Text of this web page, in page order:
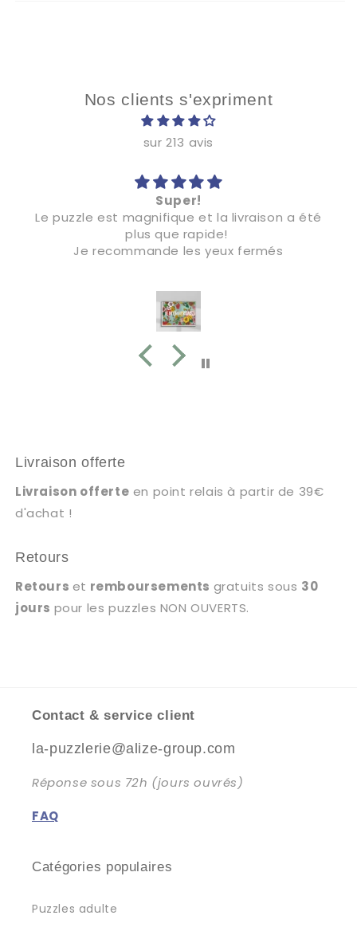
Nos clients s'expriment
sur 213 avis
Super!
Le puzzle est magnifique et la livraison a été
plus que rapide!
Je recommande les yeux fermés
Livraison offerte
Livraison offerte en point relais à partir de 39€
d'achat !
Retours
Retours et remboursements gratuits sous 30
jours pour les puzzles NON OUVERTS.
Contact & service client
la-puzzlerie@alize-group.com
Réponse sous 72h (jours ouvrés)
FAQ
Catégories populaires
Puzzles adulte